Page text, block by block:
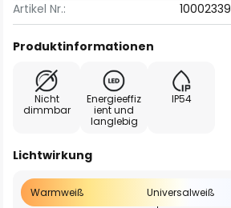
Artikel Nr.:
10002339
Produktinformationen
Nicht
dimmbar
Energieeffiz
ient und
langlebig
IP54
Lichtwirkung
Warmweiß Universalweiß